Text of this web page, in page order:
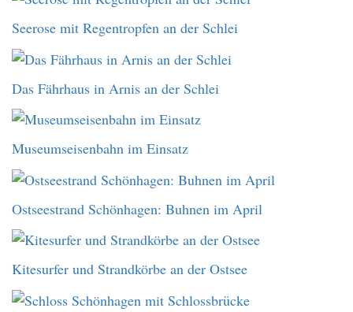
Seerose mit Regentropfen an der Schlei
Das Fährhaus in Arnis an der Schlei
Museumseisenbahn im Einsatz
Ostseestrand Schönhagen: Buhnen im April
Kitesurfer und Strandkörbe an der Ostsee